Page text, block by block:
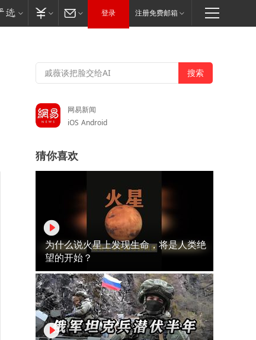
登录 注册免费邮箱
网易新闻
iOS Android
猜你喜欢
为什么说火星上发现生命，将是人类绝
望的开始？